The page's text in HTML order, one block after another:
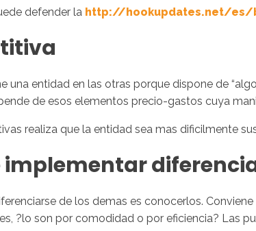
defender la http://hookupdates.net/es/
entidad en las otras porque dispone de
de esos elementos precio-gastos cuya
realiza que la entidad sea mas dificilmente
implementar
de los demas es conocerlos.
?lo son por comodidad o por eficiencia? Las